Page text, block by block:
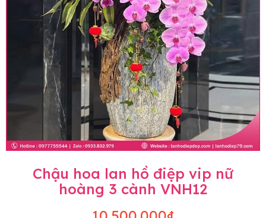
Chậu hoa lan hồ điệp vip nữ
hoàng 3 cành VNH12